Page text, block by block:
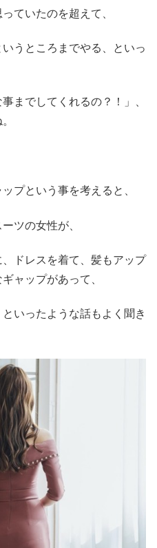
ていたのを超えて、
うところまでやる、といっ
までしてくれるの？！」、
プという事を考えると、
ツの女性が、
ドレスを着て、髪もアップ
ャップがあって、
いったような話もよく聞き